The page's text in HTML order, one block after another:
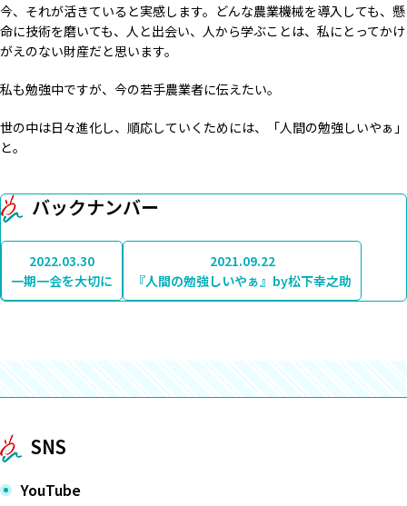
今、それが活きていると実感します。どんな農業機械を導入しても、懸
命に技術を磨いても、人と出会い、人から学ぶことは、私にとってかけ
がえのない財産だと思います。
私も勉強中ですが、今の若手農業者に伝えたい。
世の中は日々進化し、順応していくためには、「人間の勉強しいやぁ」
と。
バックナンバー
2022.03.30
一期一会を大切に
2021.09.22
『人間の勉強しいやぁ』by松下幸之助
SNS
YouTube